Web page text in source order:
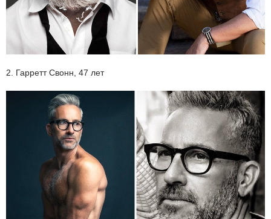
2. Гарретт Свонн, 47 лет